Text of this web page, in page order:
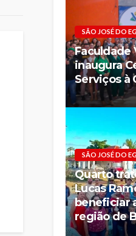
SÃO JOSÉ DO
Faculdade
inaugura
Serviços à
SÃO JOSÉ DO
Quarto
Lucas
beneficiar
região de